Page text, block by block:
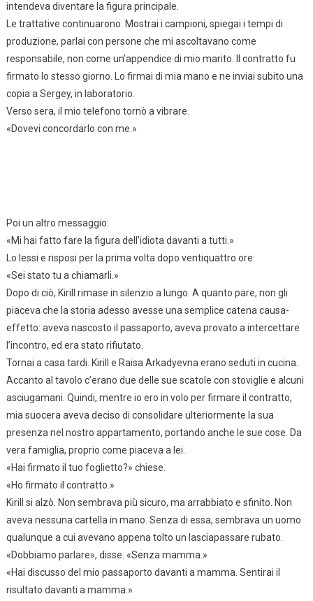
intendeva diventare la figura principale.
Le trattative continuarono. Mostrai i campioni, spiegai i tempi di
produzione, parlai con persone che mi ascoltavano come
responsabile, non come un’appendice di mio marito. Il contratto fu
firmato lo stesso giorno. Lo firmai di mia mano e ne inviai subito una
copia a Sergey, in laboratorio.
Verso sera, il mio telefono tornò a vibrare.
«Dovevi concordarlo con me.»
Poi un altro messaggio:
«Mi hai fatto fare la figura dell’idiota davanti a tutti.»
Lo lessi e risposi per la prima volta dopo ventiquattro ore:
«Sei stato tu a chiamarli.»
Dopo di ciò, Kirill rimase in silenzio a lungo. A quanto pare, non gli
piaceva che la storia adesso avesse una semplice catena causa-
effetto: aveva nascosto il passaporto, aveva provato a intercettare
l’incontro, ed era stato rifiutato.
Tornai a casa tardi. Kirill e Raisa Arkadyevna erano seduti in cucina.
Accanto al tavolo c’erano due delle sue scatole con stoviglie e alcuni
asciugamani. Quindi, mentre io ero in volo per firmare il contratto,
mia suocera aveva deciso di consolidare ulteriormente la sua
presenza nel nostro appartamento, portando anche le sue cose. Da
vera famiglia, proprio come piaceva a lei.
«Hai firmato il tuo foglietto?» chiese.
«Ho firmato il contratto.»
Kirill si alzò. Non sembrava più sicuro, ma arrabbiato e sfinito. Non
aveva nessuna cartella in mano. Senza di essa, sembrava un uomo
qualunque a cui avevano appena tolto un lasciapassare rubato.
«Dobbiamo parlare», disse. «Senza mamma.»
«Hai discusso del mio passaporto davanti a mamma. Sentirai il
risultato davanti a mamma.»